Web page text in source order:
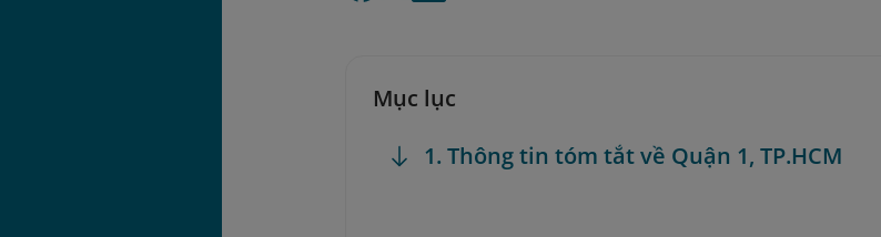
Mục lục
1. Thông tin tóm tắt về Quận 1, TP.HCM